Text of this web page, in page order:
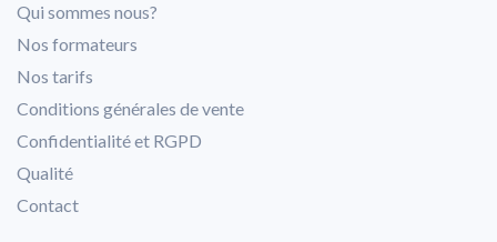
Qui sommes nous?
Nos formateurs
Nos tarifs
Conditions générales de vente
Confidentialité et RGPD
Qualité
Contact